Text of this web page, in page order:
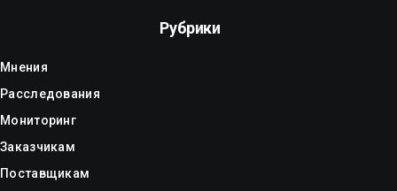
Рубрики
Мнения
Расследования
Мониторинг
Заказчикам
Поставщикам